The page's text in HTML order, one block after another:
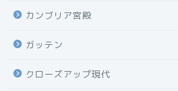
カンブリア宮殿
ガッテン
クローズアップ現代